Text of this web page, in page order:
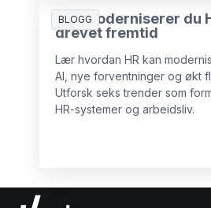
BLOGG
Slik moderniserer du
drevet fremtid
Lær hvordan HR kan
AI, nye forventninger og økt
Utforsk seks trender som
HR-systemer og arbeidsliv.